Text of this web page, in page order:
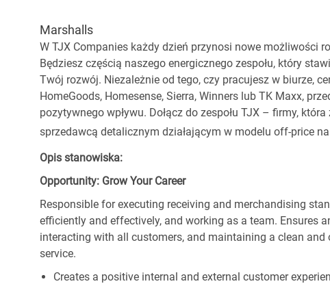
Marshalls
W TJX Companies każdy dzień przynosi nowe możliwości
Będziesz częścią naszego energicznego zespołu, który
Twój rozwój. Niezależnie od tego, czy pracujesz w biurze,
HomeGoods, Homesense, Sierra, Winners lub TK Maxx,
pozytywnego wpływu. Dołącz do zespołu TJX – firmy,
sprzedawcą detalicznym działającym w modelu off-price na
Opis stanowiska:
Opportunity: Grow Your Career
Responsible for executing receiving and merchandising
efficiently and effectively, and working as a team. Ensures
interacting with all customers, and maintaining a clean
service.
Creates a positive internal and external customer